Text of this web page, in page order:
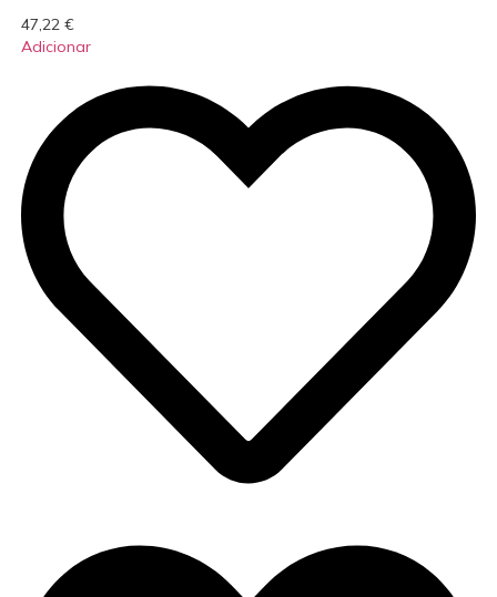
47,22 €
Adicionar